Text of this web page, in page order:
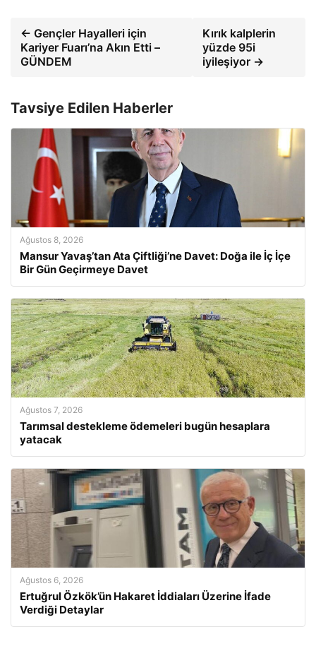
← Gençler Hayalleri için
Kariyer Fuarı’na Akın Etti –
GÜNDEM
Kırık kalplerin
yüzde 95i
iyileşiyor →
Tavsiye Edilen Haberler
Ağustos 8, 2026
Mansur Yavaş’tan Ata Çiftliği’ne Davet: Doğa ile İç İçe
Bir Gün Geçirmeye Davet
Ağustos 7, 2026
Tarımsal destekleme ödemeleri bugün hesaplara
yatacak
Ağustos 6, 2026
Ertuğrul Özkök’ün Hakaret İddiaları Üzerine İfade
Verdiği Detaylar